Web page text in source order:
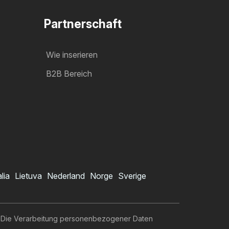
Partnerschaft
Wie inserieren
B2B Bereich
Lietuva Nederland Norge Sverige
Die Verarbeitung personenbezogener Daten